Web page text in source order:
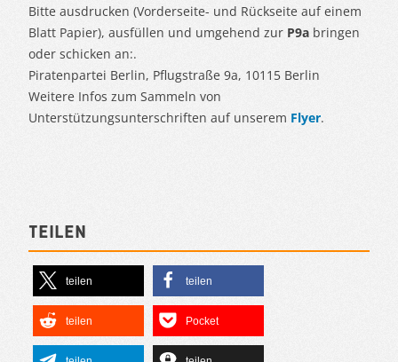
Bitte ausdrucken (Vorderseite- und Rückseite auf einem
Blatt Papier), ausfüllen und umgehend zur P9a bringen
oder schicken an:.
Piratenpartei Berlin, Pflugstraße 9a, 10115 Berlin
Weitere Infos zum Sammeln von
Unterstützungsunterschriften auf unserem Flyer.
Teilen
teilen teilen
teilen Pocket